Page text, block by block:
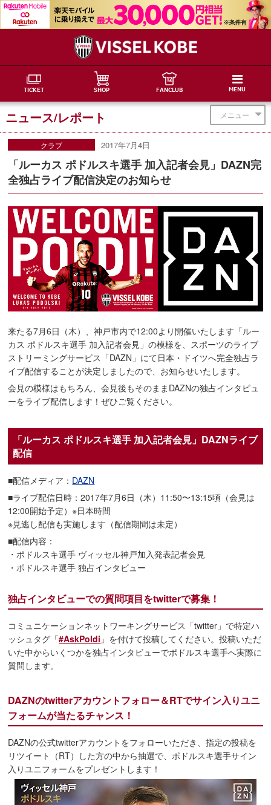
TICKET SHOP FANCLUB MENU
メニュー
ニュース/レポート
クラブ 2017年7月4日
「ルーカス ポドルスキ選手 加入記者会見」DAZN完
全独占ライブ配信決定のお知らせ
来たる7月6日（木）、神戸市内で12:00より開催いたします「ルー
カス ポドルスキ選手 加入記者会見」の模様を、スポーツのライブ
ストリーミングサービス「DAZN」にて日本・ドイツへ完全独占ラ
イブ配信することが決定しましたので、お知らせいたします。
会見の模様はもちろん、会見後もそのままDAZNの独占インタビュ
ーをライブ配信します！ぜひご覧ください。
「ルーカス ポドルスキ選手 加入記者会見」DAZNライブ
配信
■配信メディア： DAZN
■ライブ配信日時：2017年7月6日（木）11:50〜13:15頃（会見は
12:00開始予定）※日本時間
※見逃し配信も実施します（配信期間は未定）
■配信内容：
・ポドルスキ選手 ヴィッセル神戸加入発表記者会見
・ポドルスキ選手 独占インタビュー
独占インタビューでの質問項目をtwitterで募集！
コミュニケーションネットワーキングサービス「twitter」で特定ハ
ッシュタグ「#AskPoldi 」を付けて投稿してください。投稿いただ
いた中からいくつかを独占インタビューでポドルスキ選手へ実際に
質問します。
DAZNのtwitterアカウントフォロー＆RTでサイン入りユニ
フォームが当たるチャンス！
DAZNの公式twitterアカウントをフォローいただき、指定の投稿を
リツイート（RT）した方の中から抽選で、ポドルスキ選手サイン
入りユニフォームをプレゼントします！